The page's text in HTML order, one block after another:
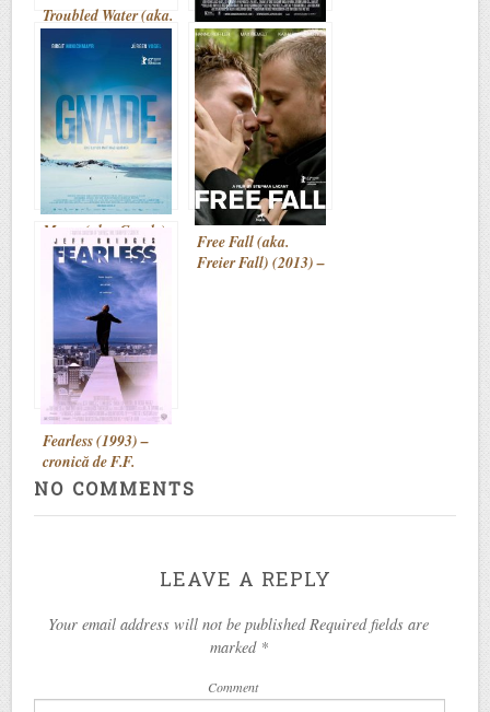
Troubled Water (aka.
DeUsynlige) (2008)
– cronică de F.F.
Grandma (2015) –
cronică de F.F.
Mercy (aka. Gnade)
(2012) – cronică de
F.F.
Free Fall (aka.
Freier Fall) (2013) –
Fearless (1993) –
cronică de F.F.
NO COMMENTS
LEAVE A REPLY
Your email address will not be published Required fields are
marked *
Comment